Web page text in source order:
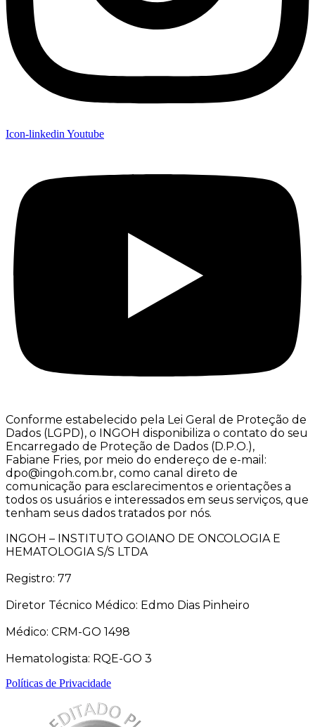
Icon-linkedin Youtube
Conforme estabelecido pela Lei Geral de Proteção de
Dados (LGPD), o INGOH disponibiliza o contato do seu
Encarregado de Proteção de Dados (D.P.O.),
Fabiane Fries, por meio do endereço de e-mail:
dpo@ingoh.com.br, como canal direto de
comunicação para esclarecimentos e orientações a
todos os usuários e interessados em seus serviços, que
tenham seus dados tratados por nós.
INGOH – INSTITUTO GOIANO DE ONCOLOGIA E
HEMATOLOGIA S/S LTDA
Registro: 77
Diretor Técnico Médico: Edmo Dias Pinheiro
Médico: CRM-GO 1498
Hematologista: RQE-GO 3
Políticas de Privacidade